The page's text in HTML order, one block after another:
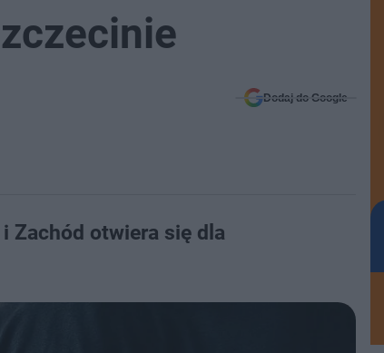
Dodaj do Google
Zachód otwiera się dla